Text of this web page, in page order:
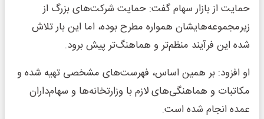
حمایت از بازار سهام گفت: حمایت شرکت‌های بزرگ از
زیرمجموعه‌هایشان همواره مطرح بوده، اما این بار تلاش
شده این فرآیند منظم‌تر و هماهنگ‌تر پیش برود.
او افزود: بر همین اساس، فهرست‌های مشخصی تهیه شده و
مکاتبات و هماهنگی‌های لازم با وزارتخانه‌ها و سهام‌داران
عمده انجام شده است.